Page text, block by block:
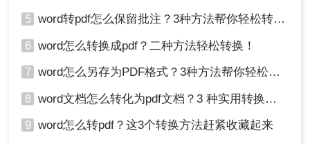
5 word转pdf怎么保留批注？3种方法帮你轻松转换！
6 word怎么转换成pdf？二种方法轻松转换！
7 word怎么另存为PDF格式？3种方法帮你轻松转换!
8 word文档怎么转化为pdf文档？3 种实用转换方法，完美保留原文档格式！
9 word怎么转pdf？这3个转换方法赶紧收藏起来